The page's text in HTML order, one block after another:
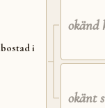
i
okänd
okänt